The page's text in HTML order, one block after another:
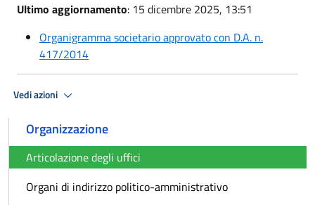
Ultimo aggiornamento: 15 dicembre 2025, 13:51
Organigramma societario approvato con D.A. n.
417/2014
Vedi azioni
Organizzazione
Articolazione degli uffici
Organi di indirizzo politico-amministrativo